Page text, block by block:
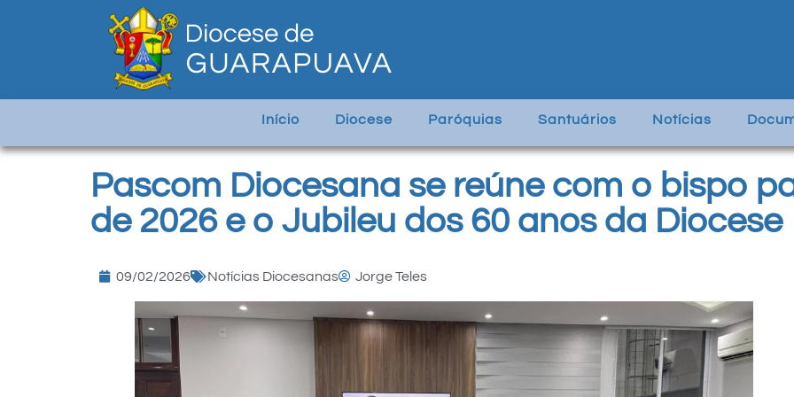
Início Diocese Paróquias Santuários Notícias
Pascom Diocesana se reúne com o bispo
de 2026 e o Jubileu dos 60 anos da Diocese
09/02/2026 Notícias Diocesanas Jorge Teles